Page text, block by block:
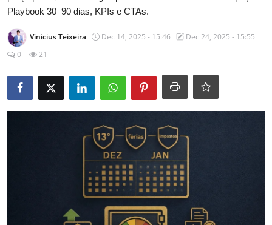
Wealth
Histórias
Contato
Crédito Empresarial
Radar Econômico
Playbook 30–90 dias, KPIs e CTAs.
Vinicius Teixeira Dec 14, 2025 - 15:46
Dec 24, 2025 - 15:55
0
21